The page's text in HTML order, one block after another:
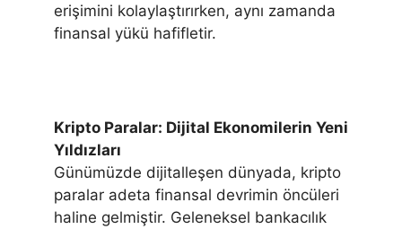
erişimini kolaylaştırırken, aynı zamanda
finansal yükü hafifletir.
Kripto Paralar: Dijital Ekonomilerin Yeni
Yıldızları
Günümüzde dijitalleşen dünyada, kripto
paralar adeta finansal devrimin öncüleri
haline gelmiştir. Geleneksel bankacılık